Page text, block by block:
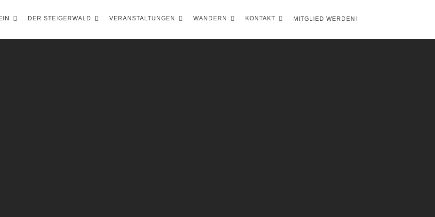
DER STEIGERWALD VERANSTALTUNGEN WANDERN KONTAKT MITGLIED WERDEN!